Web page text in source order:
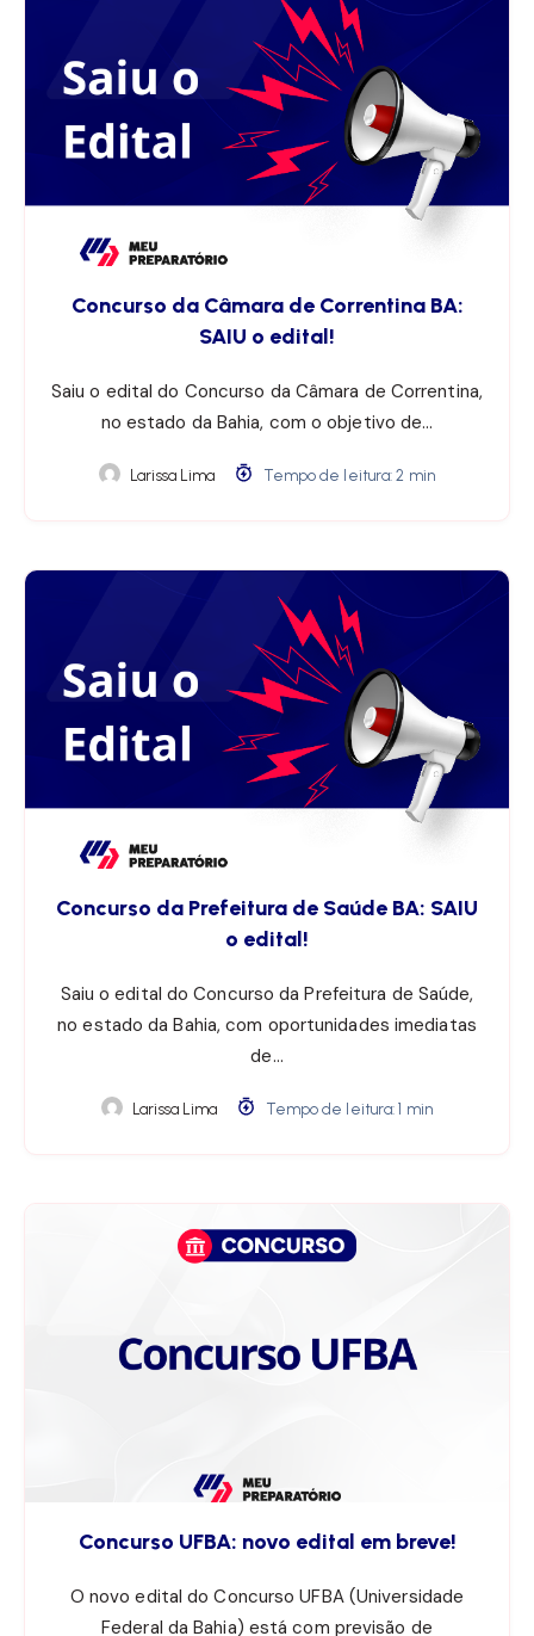
Concurso da Câmara de Correntina BA:
SAIU o edital!
Saiu o edital do Concurso da Câmara de Correntina,
no estado da Bahia, com o objetivo de…
Larissa Lima Tempo de leitura: 2 min
Concurso da Prefeitura de Saúde BA: SAIU
o edital!
Saiu o edital do Concurso da Prefeitura de Saúde,
no estado da Bahia, com oportunidades imediatas
de…
Larissa Lima Tempo de leitura: 1 min
Concurso UFBA: novo edital em breve!
O novo edital do Concurso UFBA (Universidade
Federal da Bahia) está com previsão de